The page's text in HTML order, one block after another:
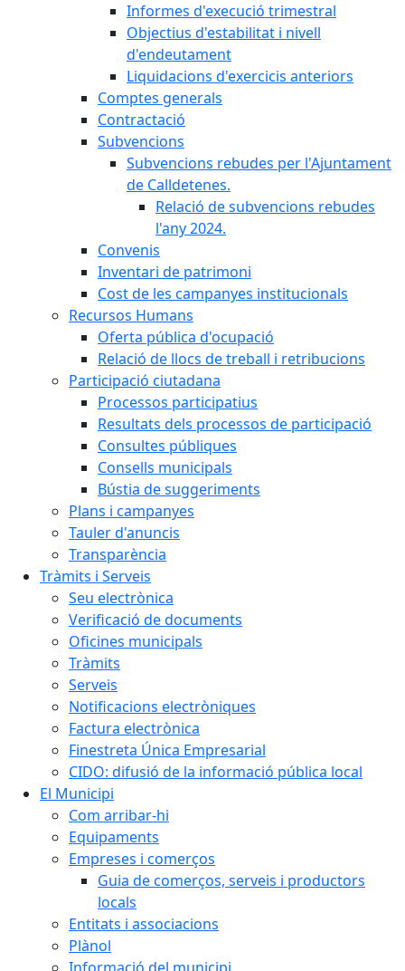
Informes d'execució trimestral
Objectius d'estabilitat i nivell
d'endeutament
Liquidacions d'exercicis anteriors
Comptes generals
Contractació
Subvencions
Subvencions rebudes per l'Ajuntament
de Calldetenes.
Relació de subvencions rebudes
l'any 2024.
Convenis
Inventari de patrimoni
Cost de les campanyes institucionals
Recursos Humans
Oferta pública d'ocupació
Relació de llocs de treball i retribucions
Participació ciutadana
Processos participatius
Resultats dels processos de participació
Consultes públiques
Consells municipals
Bústia de suggeriments
Plans i campanyes
Tauler d'anuncis
Transparència
Tràmits i Serveis
Seu electrònica
Verificació de documents
Oficines municipals
Tràmits
Serveis
Notificacions electròniques
Factura electrònica
Finestreta Única Empresarial
CIDO: difusió de la informació pública local
El Municipi
Com arribar-hi
Equipaments
Empreses i comerços
Guia de comerços, serveis i productors
locals
Entitats i associacions
Plànol